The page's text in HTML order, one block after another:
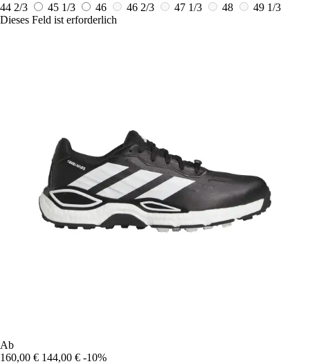
44 2/3
45 1/3 46 46 2/3 47 1/3 48
49 1/3
Dieses Feld ist erforderlich
Ab
160,00 € 144,00 € -10%